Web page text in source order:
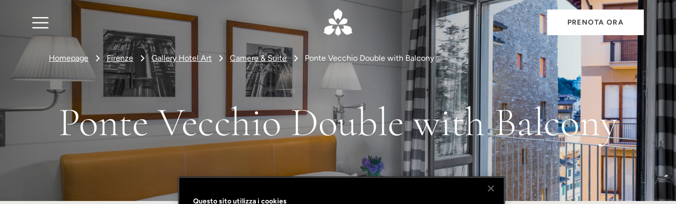
PRENOTA ORA
Homepage Firenze Gallery Hotel Art Camere & Suite Ponte Vecchio Double with Balcony
Ponte Vecchio Double with Balcony
Questo sito utilizza i cookies